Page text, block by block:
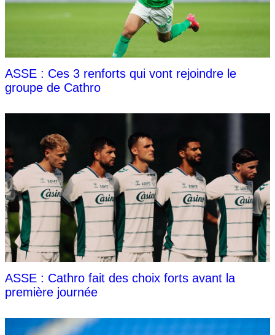
ASSE : Ces 3 renforts qui vont rejoindre le
groupe de Cathro
ASSE : Cathro fait des choix forts avant la
première journée